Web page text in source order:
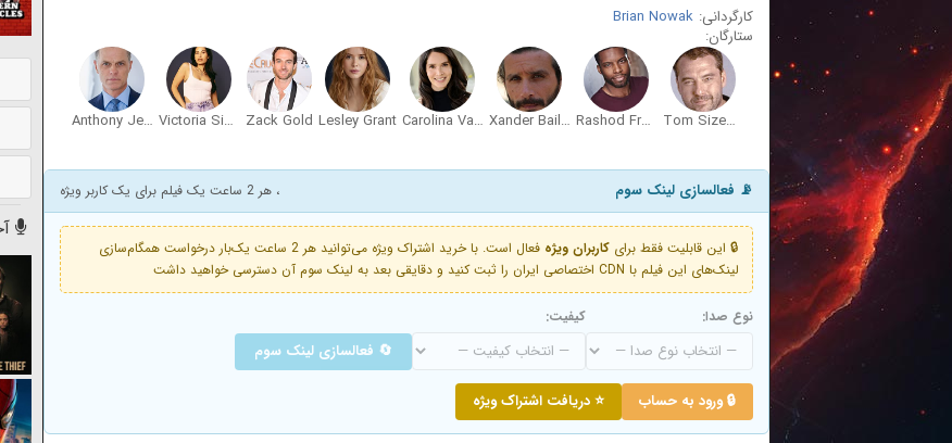
کارگردانی: Brian Nowak
ستارگان:
Tom Sizemore
Rashod Freelove
Xander Bailey
Carolina Vargas
Lesley Grant
Zack Gold
Victoria Simone
Anthony Jensen
📡 فعالسازی لینک سوم ، هر 2 ساعت یک فیلم برای یک کاربر ویژه
🔒 این قابلیت فقط برای کاربران ویژه
فعال است. با خرید اشتراک ویژه می‌توانید هر 2 ساعت یک‌بار درخواست همگام‌سازی
لینک‌های این فیلم با CDN اختصاصی ایران را ثبت کنید و دقایقی بعد به لینک سوم آن دسترسی خواهید داشت
نوع صدا: کیفیت:
🔄 فعالسازی لینک سوم
🔒 ورود به حساب ⭐ دریافت اشتراک ویژه